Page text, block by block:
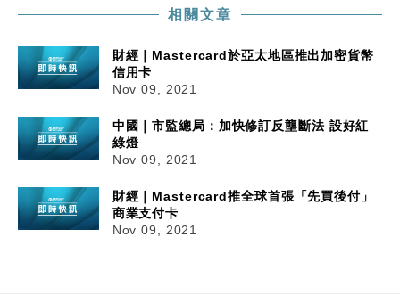
相關文章
財經｜Mastercard於亞太地區推出加密貨幣
信用卡
Nov 09, 2021
中國｜市監總局：加快修訂反壟斷法 設好紅
綠燈
Nov 09, 2021
財經｜Mastercard推全球首張「先買後付」
商業支付卡
Nov 09, 2021